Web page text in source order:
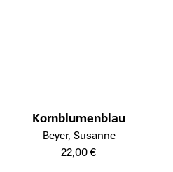
Kornblumenblau
Öffnet die Detailseite des Produkts
Beyer, Susanne
22,00 €